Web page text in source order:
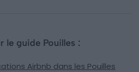
le guide Pouilles :
Airbnb dans les Pouilles